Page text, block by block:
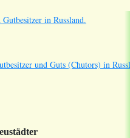
in Russland.
und Guts (Chutors) in